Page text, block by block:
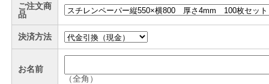
ご注文商
品
決済方法
お名前
（全角）